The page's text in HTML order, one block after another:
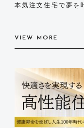
本気注文住宅で夢を
VIEW MORE